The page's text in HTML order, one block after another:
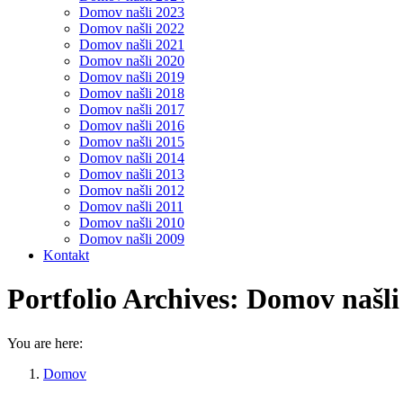
Domov našli 2023
Domov našli 2022
Domov našli 2021
Domov našli 2020
Domov našli 2019
Domov našli 2018
Domov našli 2017
Domov našli 2016
Domov našli 2015
Domov našli 2014
Domov našli 2013
Domov našli 2012
Domov našli 2011
Domov našli 2010
Domov našli 2009
Kontakt
Portfolio Archives: Domov
You are here:
Domov